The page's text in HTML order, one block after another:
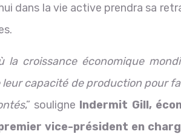
dans la vie active prendra sa
la croissance économique
leur capacité de production pour
,” souligne Indermit Gill,
vice-président en